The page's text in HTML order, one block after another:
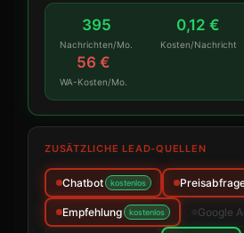
395
Nachrichten/Mo.
0,12 €
Kosten/Nachricht
56 €
WA-Kosten/Mo.
ZUSÄTZLICHE LEAD-QUELLEN
Chatbot kostenlos
Empfehlung kostenlos Google